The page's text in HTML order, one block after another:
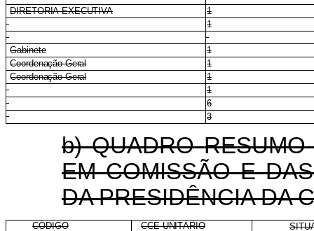
DIRETORIA-EXECUTIVA
1
1
Gabinete
1
Coordenação-Geral
1
Coordenação-Geral
1
1
6
3
b) QUADRO RESUMO
EM COMISSÃO E DAS
DA PRESIDÊNCIA DA
CÓDIGO CCE-UNITÁRIO